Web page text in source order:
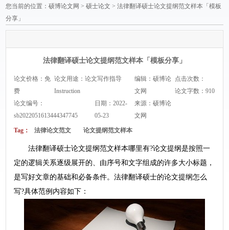
您当前的位置：硕博论文网 >硕士论文 > 法律翻译硕士论文提纲范文样本「模板
分享」
法律翻译硕士论文提纲范文样本「模板分享」
论文价格：免
费
论文用途：论文写作指导
Instruction
编辑：硕博论
文网
点击次数：
论文字数：910
论文编号：
sb2022051613444347745
日期：2022-
05-23
来源：硕博论
文网
Tag： 法律论文范文 论文提纲范文样本
法律翻译硕士论文提纲范文样本哪里有?论文提纲是按照一
定的逻辑关系逐级展开的、由序号和文字组成的许多大小标题，
是写好文章的基础和必备条件。法律翻译硕士的论文提纲怎么
写?具体范例内容如下：